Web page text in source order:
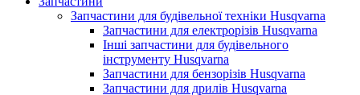
Запчастини для будівельної техніки Husqvarna
Запчастини для електрорізів Husqvarna
Інші запчастини для будівельного
інструменту Husqvarna
Запчастини для бензорізів Husqvarna
Запчастини для дрилів Husqvarna